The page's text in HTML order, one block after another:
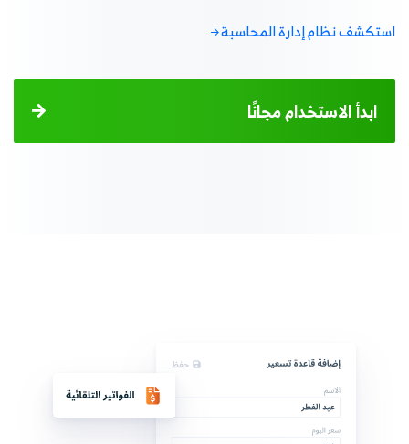
استكشف نظام إدارة المحاسبة
ابدأ الاستخدام مجانًا